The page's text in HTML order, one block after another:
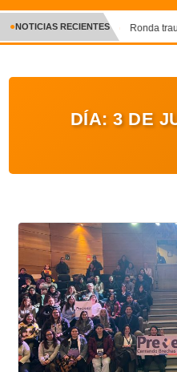
INICIO
CRÓNICA
ENTRETENIMIENTO Y
AUDIOS
VIDEOS
GALERIA DE FOTOS
APP MÓVIL
NOTICIAS RECIENTES Ronda
DÍA:3 DE